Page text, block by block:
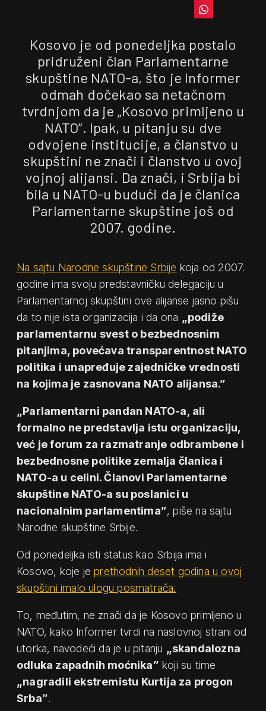
Kosovo je od ponedeljka postalo
pridruženi član Parlamentarne
skupštine NATO-a, što je Informer
odmah dočekao sa netačnom
tvrdnjom da je „Kosovo primljeno u
NATO”. Ipak, u pitanju su dve
odvojene institucije, a članstvo u
skupštini ne znači i članstvo u ovoj
vojnoj alijansi. Da znači, i Srbija bi
bila u NATO-u budući da je članica
Parlamentarne skupštine još od
2007. godine.
Na sajtu Narodne skupštine Srbije koja od 2007.
godine ima svoju predstavničku delegaciju u
Parlamentarnoj skupštini ove alijanse jasno pišu
da to nije ista organizacija i da ona „podiže
parlamentarnu svest o bezbednosnim
pitanjima, povećava transparentnost NATO
politika i unapređuje zajedničke vrednosti
na kojima je zasnovana NATO alijansa.”
„Parlamentarni pandan NATO-a, ali
formalno ne predstavlja istu organizaciju,
već je forum za razmatranje odbrambene i
bezbednosne politike zemalja članica i
NATO-a u celini. Članovi Parlamentarne
skupštine NATO-a su poslanici u
nacionalnim parlamentima”, piše na sajtu
Narodne skupštine Srbije.
Od ponedeljka isti status kao Srbija ima i
Kosovo, koje jeprethodnih deset godina u ovoj
skupštini imalo ulogu posmatrača.
To, međutim, ne znači da je Kosovo primljeno u
NATO, kako Informer tvrdi na naslovnoj strani od
utorka, navodeći da je u pitanju „skandalozna
odluka zapadnih moćnika” koji su time
„nagradili ekstremistu Kurtija za progon
Srba”.